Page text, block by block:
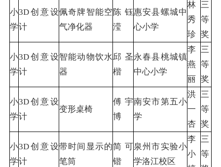
小
学
3D创意设
计
佩奇牌智能空
气净化器
陈钰
滢
惠安县螺城中
心小学
林
秀
珍
三
等
奖
小
学
3D创意设
计
智能动物饮水
器
邱圣
楷
永春县桃城镇
中心小学
李
燕
丽
三
等
奖
小
学
3D创意设
计
变形桌椅
傅宇
博
南安市第五小
学
洪
一
杏
三
等
奖
小
学
3D创意设
计
带时间显示的
笔筒
简可
锴
泉州市实验小
学洛江校区
李
小
三
等